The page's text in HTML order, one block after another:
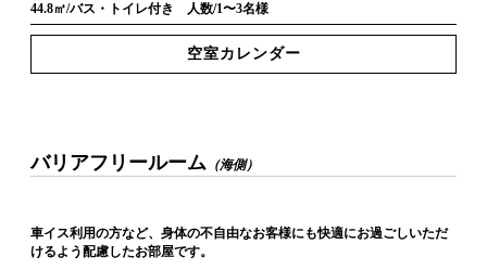
44.8㎡/バス・トイレ付き 人数/1〜3名様
空室カレンダー
バリアフリールーム （海側）
車イス利用の方など、身体の不自由なお客様にも快適にお過ごしいただ
けるよう配慮したお部屋です。